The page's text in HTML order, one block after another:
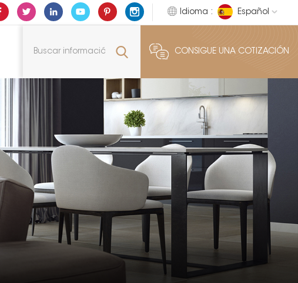
Idioma : Español
CONSIGUE UNA COTIZACIÓN